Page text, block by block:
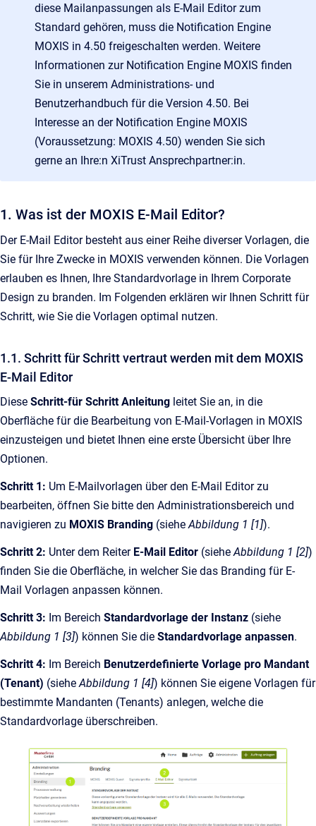
diese Mailanpassungen als E-Mail Editor zum
Standard gehören, muss die Notification Engine
MOXIS in 4.50 freigeschalten werden. Weitere
Informationen zur Notification Engine MOXIS finden
Sie in unserem Administrations- und
Benutzerhandbuch für die Version 4.50. Bei
Interesse an der Notification Engine MOXIS
(Voraussetzung: MOXIS 4.50) wenden Sie sich
gerne an Ihre:n XiTrust Ansprechpartner:in.
1. Was ist der MOXIS E-Mail Editor?
Der E-Mail Editor besteht aus einer Reihe diverser Vorlagen, die
Sie für Ihre Zwecke in MOXIS verwenden können. Die Vorlagen
erlauben es Ihnen, Ihre Standardvorlage in Ihrem Corporate
Design zu branden. Im Folgenden erklären wir Ihnen Schritt für
Schritt, wie Sie die Vorlagen optimal nutzen.
1.1. Schritt für Schritt vertraut werden mit dem MOXIS
E-Mail Editor
Diese Schritt-für Schritt Anleitung leitet Sie an, in die
Oberfläche für die Bearbeitung von E-Mail-Vorlagen in MOXIS
einzusteigen und bietet Ihnen eine erste Übersicht über Ihre
Optionen.
Schritt 1: Um E-Mailvorlagen über den E-Mail Editor zu
bearbeiten, öffnen Sie bitte den Administrationsbereich und
navigieren zu MOXIS Branding (sieheAbbildung 1 [1]).
Schritt 2: Unter dem Reiter E-Mail Editor (sieheAbbildung 1 [2])
finden Sie die Oberfläche, in welcher Sie das Branding für E-
Mail Vorlagen anpassen können.
Schritt 3: Im Bereich Standardvorlage der Instanz (siehe
Abbildung 1 [3]) können Sie die Standardvorlage anpassen.
Schritt 4: Im Bereich Benutzerdefinierte Vorlage pro Mandant
(Tenant) (sieheAbbildung 1 [4]) können Sie eigene Vorlagen für
bestimmte Mandanten (Tenants) anlegen, welche die
Standardvorlage überschreiben.